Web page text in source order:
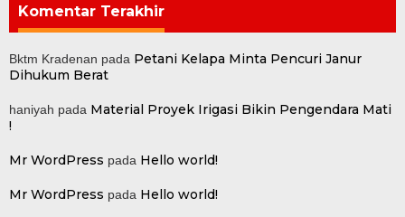
Komentar Terakhir
Bktm Kradenan pada Petani Kelapa Minta Pencuri Janur
Dihukum Berat
haniyah pada Material Proyek Irigasi Bikin Pengendara Mati
!
Mr WordPress pada Hello world!
Mr WordPress pada Hello world!